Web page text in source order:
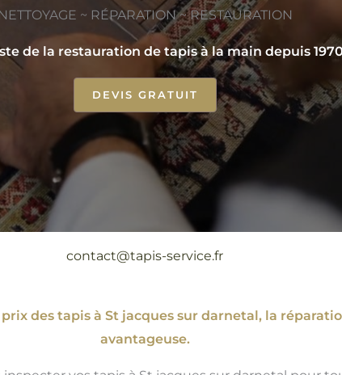
NETTOYAGE ~ RÉPARATION ~ RESTAURATION
de la restauration de tapis à la main depuis
DEVIS GRATUIT
contact@tapis-service.fr
des tapis à St jacques sur darnetal, la
avantageuse.